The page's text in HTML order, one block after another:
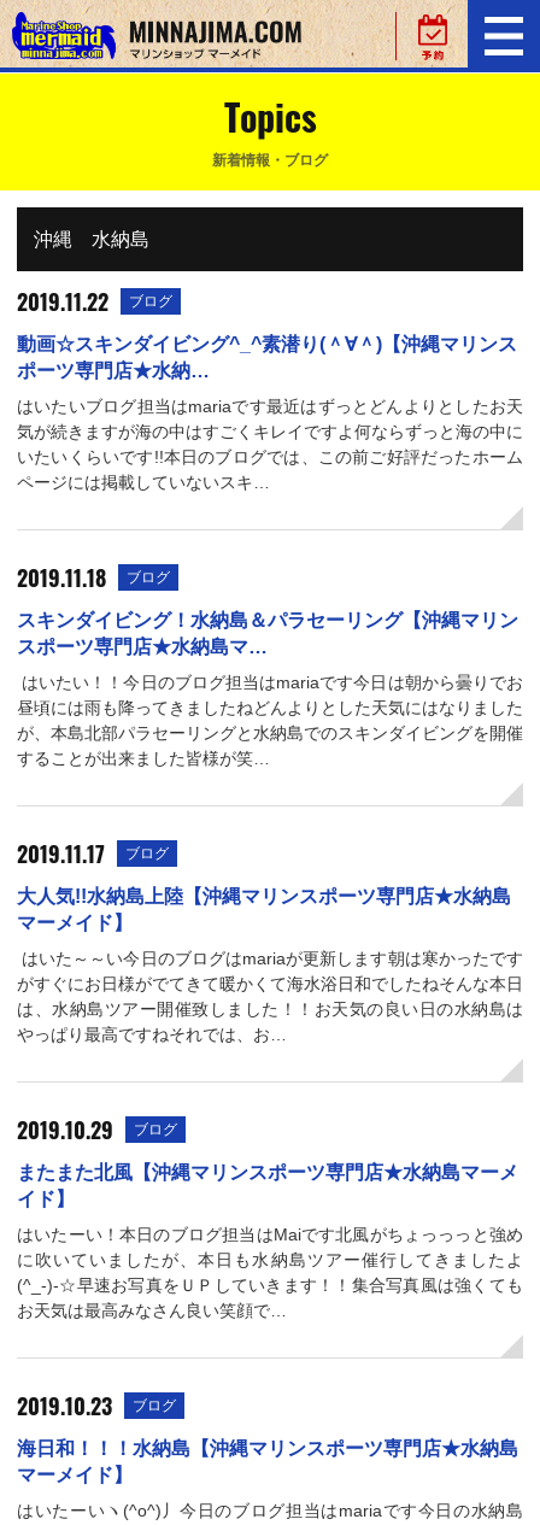
Topics
新着情報・ブログ
沖縄 水納島
2019.11.22 ブログ
動画☆スキンダイビング^_^素潜り(＾∀＾)【沖縄マリンス
ポーツ専門店★水納…
はいたいブログ担当はmariaです最近はずっとどんよりとしたお天
気が続きますが海の中はすごくキレイですよ何ならずっと海の中に
いたいくらいです!!本日のブログでは、この前ご好評だったホーム
ページには掲載していないスキ…
2019.11.18 ブログ
スキンダイビング！水納島＆パラセーリング【沖縄マリン
スポーツ専門店★水納島マ…
はいたい！！今日のブログ担当はmariaです今日は朝から曇りでお
昼頃には雨も降ってきましたねどんよりとした天気にはなりました
が、本島北部パラセーリングと水納島でのスキンダイビングを開催
することが出来ました皆様が笑…
2019.11.17 ブログ
大人気!!水納島上陸【沖縄マリンスポーツ専門店★水納島
マーメイド】
はいた～～い今日のブログはmariaが更新します朝は寒かったです
がすぐにお日様がでてきて暖かくて海水浴日和でしたねそんな本日
は、水納島ツアー開催致しました！！お天気の良い日の水納島は
やっぱり最高ですねそれでは、お…
2019.10.29 ブログ
またまた北風【沖縄マリンスポーツ専門店★水納島マーメ
イド】
はいたーい！本日のブログ担当はMaiです北風がちょっっっと強め
に吹いていましたが、本日も水納島ツアー催行してきましたよ
(^_-)-☆早速お写真をＵＰしていきます！！集合写真風は強くても
お天気は最高みなさん良い笑顔で…
2019.10.23 ブログ
海日和！！！水納島【沖縄マリンスポーツ専門店★水納島
マーメイド】
はいたーいヽ(^o^)丿今日のブログ担当はmariaです今日の水納島